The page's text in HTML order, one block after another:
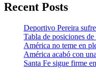
Recent Posts
Deportivo Pereira
Tabla de posiciones
América no teme en
América acabó con
Santa Fe sigue firme